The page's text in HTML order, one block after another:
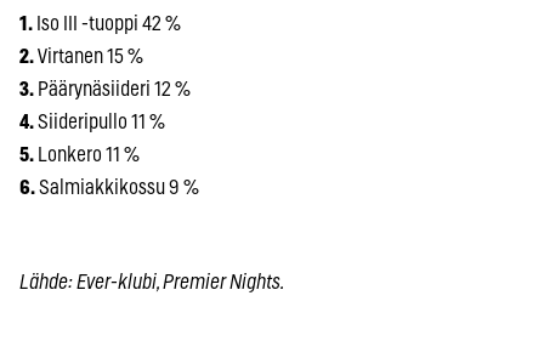
1. Iso III -tuoppi 42 %
2.Virtanen 15 %
3. Päärynäsiideri 12 %
4.Siideripullo 11 %
5. Lonkero 11 %
6.Salmiakkikossu 9 %
Lähde: Ever-klubi, Premier Nights.